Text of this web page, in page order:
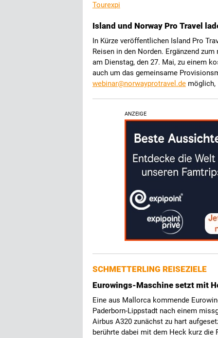
Tourexpi
Island und Norway Pro Travel
In Kürze veröffentlichen Island Pro
Reisen in den Norden. Ergänzend
am Dienstag, den 27. Mai, zu einem
auch um das gemeinsame
webinar@norwayprotravel.de möglich,
ANZEIGE
SCHMETTERLING REISEZIELE
Eurowings-Maschine setzt mit
Eine aus Mallorca kommende
Paderborn-Lippstadt nach einem
Airbus A320 zunächst zu hart
berührte dabei mit dem Heck kurz die